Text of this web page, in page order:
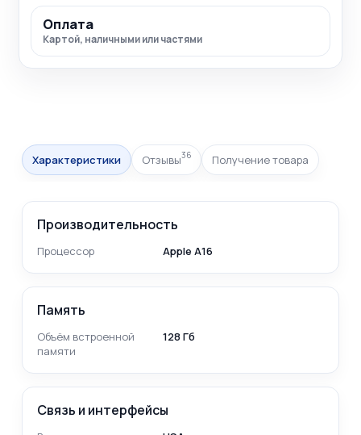
Оплата
Картой, наличными или частями
Характеристики Отзывы36 Получение товара
Производительность
Процессор Apple A16
Память
Объём встроенной
памяти
128 Гб
Связь и интерфейсы